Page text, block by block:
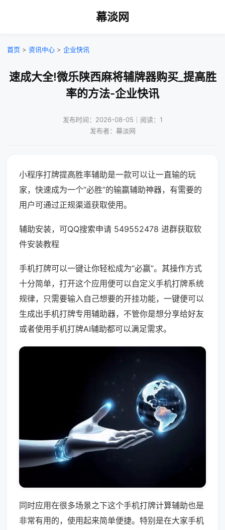
幕淡网
首页 > 资讯中心 > 企业快讯
速成大全!微乐陕西麻将辅牌器购买_提高胜
率的方法-企业快讯
发布时间：2026-08-05｜阅读：1
发布者：幕淡网
小程序打牌提高胜率辅助是一款可以让一直输的玩
家，快速成为一个“必胜”的输赢辅助神器，有需要的
用户可通过正规渠道获取使用。
辅助安装，可QQ搜索申请 549552478 进群获取软
件安装教程
手机打牌可以一键让你轻松成为“必赢”。其操作方式
十分简单，打开这个应用便可以自定义手机打牌系统
规律，只需要输入自己想要的开挂功能，一键便可以
生成出手机打牌专用辅助器，不管你是想分享给好友
或者使用手机打牌AI辅助都可以满足需求。
同时应用在很多场景之下这个手机打牌计算辅助也是
非常有用的，使用起来简单便捷。特别是在大家手机